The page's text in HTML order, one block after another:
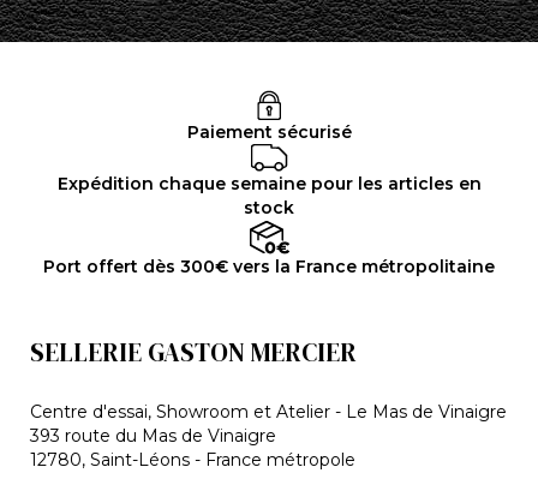
Paiement sécurisé
Expédition chaque semaine pour les articles en
stock
Port offert dès 300€ vers la France métropolitaine
SELLERIE GASTON MERCIER
Centre d'essai, Showroom et Atelier - Le Mas de Vinaigre
393 route du Mas de Vinaigre
12780, Saint-Léons - France métropole